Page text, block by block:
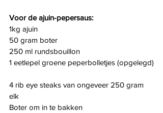
Voor de ajuin-pepersaus:
1kg ajuin
50 gram boter
250 ml rundsbouillon
1 eetlepel groene peperbolletjes (opgelegd)
4 rib eye steaks van ongeveer 250 gram
elk
Boter om in te bakken